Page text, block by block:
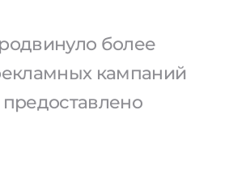
более
кампаний
предоставлено